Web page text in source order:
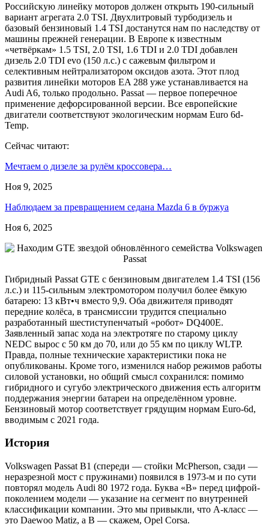
Российскую линейку моторов должен открыть 190-сильный
вариант агрегата 2.0 TSI. Двухлитровый турбодизель и
базовый бензиновый 1.4 TSI достанутся нам по наследству от
машины прежней генерации. В Европе к известным
«четвёркам» 1.5 TSI, 2.0 TSI, 1.6 TDI и 2.0 TDI добавлен
дизель 2.0 TDI evo (150 л.с.) с сажевым фильтром и
селективным нейтрализатором оксидов азота. Этот плод
развития линейки моторов EA 288 уже устанавливается на
Audi A6, только продольно. Passat — первое поперечное
применение дефорсированной версии. Все европейские
двигатели соответствуют экологическим нормам Euro 6d-
Temp.
Сейчас читают:
Мечтаем о дизеле за рулём кроссовера…
Ноя 9, 2025
Наблюдаем за превращением седана Mazda 6 в буржуа
Ноя 6, 2025
Гибридный Passat GTE с бензиновым двигателем 1.4 TSI (156
л.с.) и 115-сильным электромотором получил более ёмкую
батарею: 13 кВт•ч вместо 9,9. Оба движителя приводят
передние колёса, в трансмиссии трудится специально
разработанный шестиступенчатый «робот» DQ400E.
Заявленный запас хода на электротяге по старому циклу
NEDC вырос с 50 км до 70, или до 55 км по циклу WLTP.
Правда, полные технические характеристики пока не
опубликованы. Кроме того, изменился набор режимов работы
силовой установки, но общий смысл сохранился: помимо
гибридного и сугубо электрического движения есть алгоритм
поддержания энергии батареи на определённом уровне.
Бензиновый мотор соответствует грядущим нормам Euro-6d,
вводимым с 2021 года.
История
Volkswagen Passat B1 (спереди — стойки McPherson, сзади —
неразрезной мост с пружинами) появился в 1973-м и по сути
повторял модель Audi 80 1972 года. Буква «B» перед цифрой-
поколением модели — указание на сегмент по внутренней
классификации компании. Это мы привыкли, что А-класс —
это Daewoo Matiz, а В — скажем, Opel Corsa.